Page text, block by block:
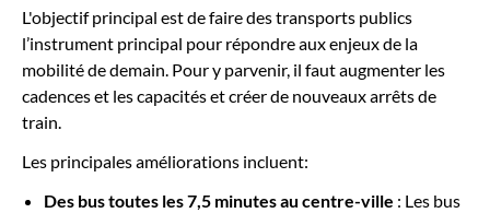
L'objectif principal est de faire des transports publics
l’instrument principal pour répondre aux enjeux de la
mobilité de demain. Pour y parvenir, il faut augmenter les
cadences et les capacités et créer de nouveaux arrêts de
train.
Les principales améliorations incluent:
Des bus toutes les 7,5 minutes au centre-ville : Les bus